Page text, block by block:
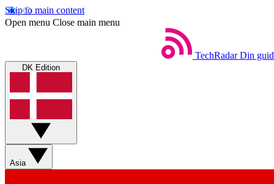
Skip to main content
Open menu Close main menu
TechRadar Din
DK Edition
Asia